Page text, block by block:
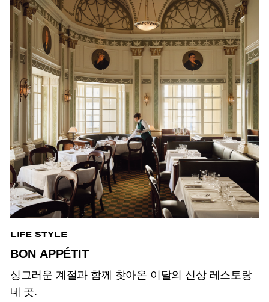
LIFE STYLE
BON APPÉTIT
싱그러운 계절과 함께 찾아온 이달의 신상 레스토랑
네 곳.